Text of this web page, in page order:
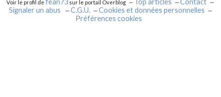
Voir le profil defean73 sur le portail Overblog Top articles
Contact
Signaler un abus
C.G.U.
Cookies et données personnelles
Préférences cookies